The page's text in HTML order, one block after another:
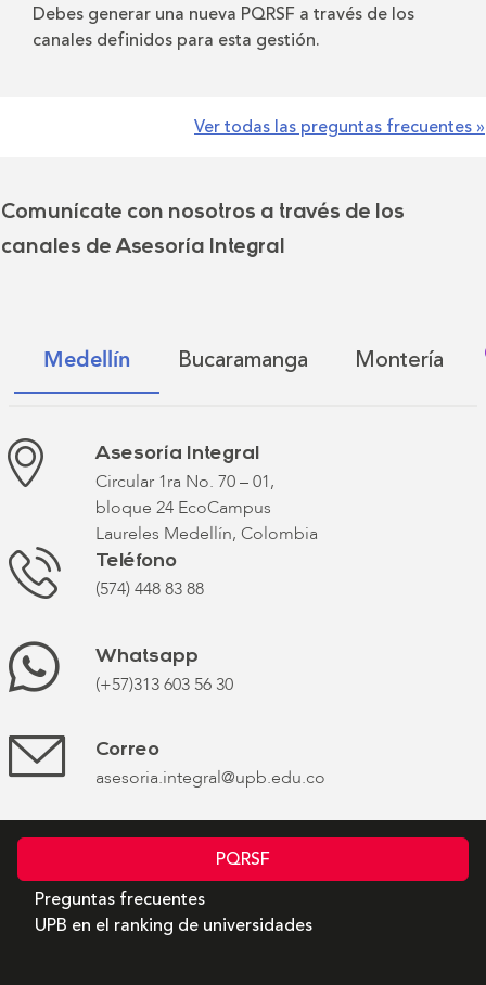
Debes generar una nueva PQRSF a través de los
canales definidos para esta gestión.
Ver todas las preguntas frecuentes »
Comunícate con nosotros a través de los
canales de Asesoría Integral
Medellín Bucaramanga Montería
Asesoría Integral
Circular 1ra No. 70 – 01,
bloque 24 EcoCampus
Laureles Medellín, Colombia
Teléfono
(574) 448 83 88
Whatsapp
(+57)313 603 56 30
Correo
asesoria.integral@upb.edu.co
PQRSF
Preguntas frecuentes
UPB en el ranking de universidades